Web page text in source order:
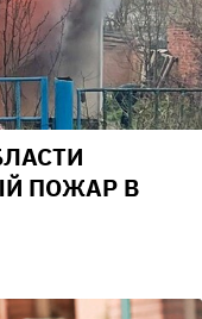
ПОЖАР В